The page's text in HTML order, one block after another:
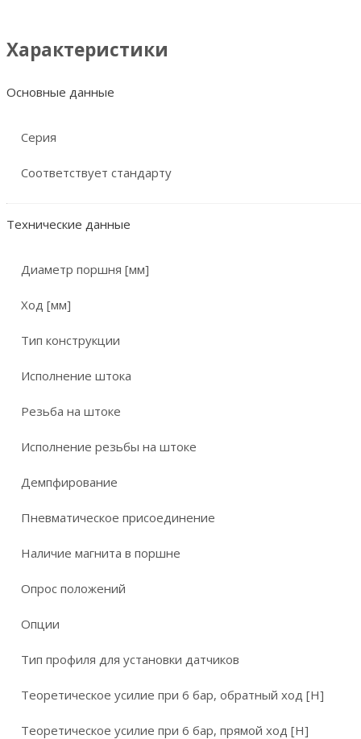
Характеристики
Основные данные
Серия
Соответствует стандарту
Технические данные
Диаметр поршня [мм]
Ход [мм]
Тип конструкции
Исполнение штока
Резьба на штоке
Исполнение резьбы на штоке
Демпфирование
Пневматическое присоединение
Наличие магнита в поршне
Опрос положений
Опции
Тип профиля для установки датчиков
Теоретическое усилие при 6 бар, обратный ход [Н]
Теоретическое усилие при 6 бар, прямой ход [Н]